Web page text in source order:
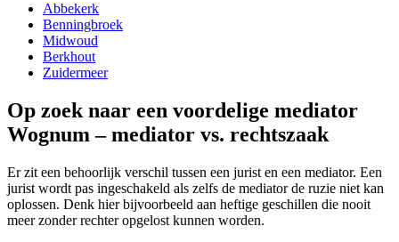
Abbekerk
Benningbroek
Midwoud
Berkhout
Zuidermeer
Op zoek naar een voordelige mediator
Wognum – mediator vs. rechtszaak
Er zit een behoorlijk verschil tussen een jurist en een mediator. Een
jurist wordt pas ingeschakeld als zelfs de mediator de ruzie niet kan
oplossen. Denk hier bijvoorbeeld aan heftige geschillen die nooit
meer zonder rechter opgelost kunnen worden.